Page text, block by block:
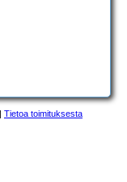
Tietoa toimituksesta